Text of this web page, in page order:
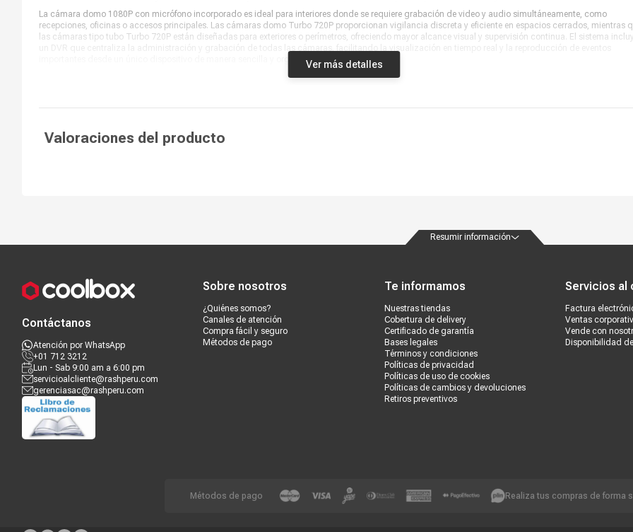
Memoria Micro SD No
de transmisión por cable coaxial.
Admite reproducción síncrona de
4/8/16 canales
Producto digital
La cámara domo 1080P con micrófono incorporado es ideal para interiores donde se requiere grabación de video y audio simultáneamente, como
recepciones, oficinas o accesos principales. Las cámaras domo Turbo 720P proporcionan vigilancia discreta y eficiente en espacios cerrados, mientras
las cámaras tipo tubo Turbo 720P están diseñadas para exteriores o perímetros, ofreciendo mayor alcance visual y supervisión continua. El sistema
importantes desde un único dispositivo de manera sencilla y organizada.
El disco duro de 1TB proporciona almacenamiento suficiente para grabaciones continuas, asegurando que toda evidencia quede registrada durante
Ver más detalles
Valoraciones del producto
Resumir información
Contáctanos
Atención por WhatsApp
+01 712 3212
Lun - Sab 9:00 am a 6:00 pm
servicioalcliente@rashperu.com
gerenciasac@rashperu.com
Sobre nosotros
¿Quiénes somos?
Canales de atención
Compra fácil y seguro
Métodos de pago
Te informamos
Nuestras tiendas
Cobertura de delivery
Certificado de garantía
Bases legales
Términos y condiciones
Políticas de privacidad
Políticas de uso de cookies
Políticas de cambios y devoluciones
Retiros preventivos
Servicios al
Factura
Ventas
Vende con
Disponibilidad
Métodos de pago Realiza tus compras de forma